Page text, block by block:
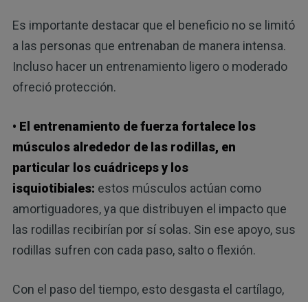
Es importante destacar que el beneficio no se limitó
a las personas que entrenaban de manera intensa.
Incluso hacer un entrenamiento ligero o moderado
ofreció protección.
• El entrenamiento de fuerza fortalece los
músculos alrededor de las rodillas, en
particular los cuádriceps y los
isquiotibiales: estos músculos actúan como
amortiguadores, ya que distribuyen el impacto que
las rodillas recibirían por sí solas. Sin ese apoyo, sus
rodillas sufren con cada paso, salto o flexión.
Con el paso del tiempo, esto desgasta el cartílago,